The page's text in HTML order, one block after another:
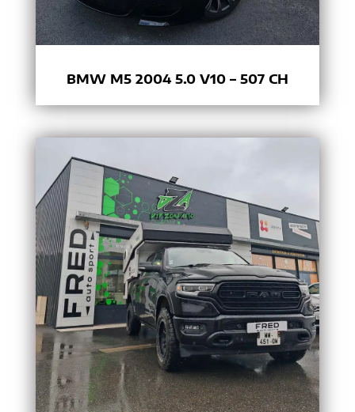
BMW M5 2004 5.0 V10 – 507 CH